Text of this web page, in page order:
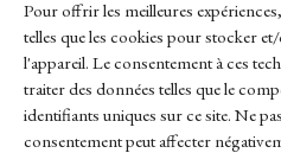
Pour offrir les meilleures
telles que les cookies pour stocker
l'appareil. Le consentement à ces
traiter des données telles que le
identifiants uniques sur ce site. Ne
consentement peut affecter
Links
Contact
Sitemap